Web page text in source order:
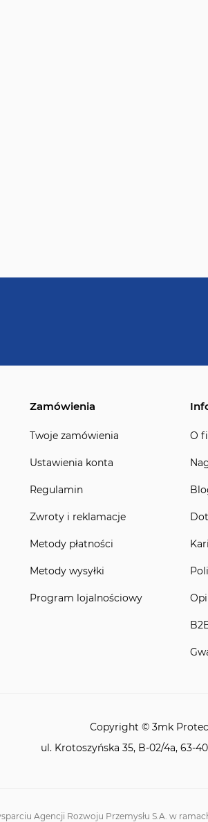
Zamówienia
Twoje zamówienia
Ustawienia konta
Regulamin
Zwroty i reklamacje
Metody płatności
Metody wysyłki
Program lojalnościowy
O
Copyright © 3mk
ul. Krotoszyńska 35, B-02/4a, 63-
Agencji Rozwoju Przemysłu S.A. w